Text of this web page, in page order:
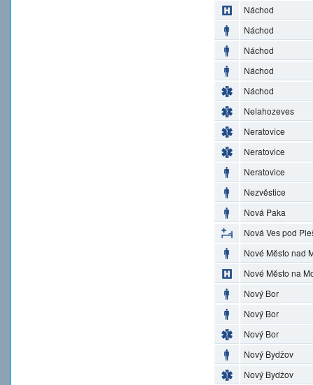
Náchod
Náchod
Náchod
Náchod
Náchod
Nelahozeves
Neratovice
Neratovice
Neratovice
Nezvěstice
Nová Paka
Nová Ves pod
Nové Město nad
Nové Město na
Nový Bor
Nový Bor
Nový Bor
Nový Bydžov
Nový Bydžov